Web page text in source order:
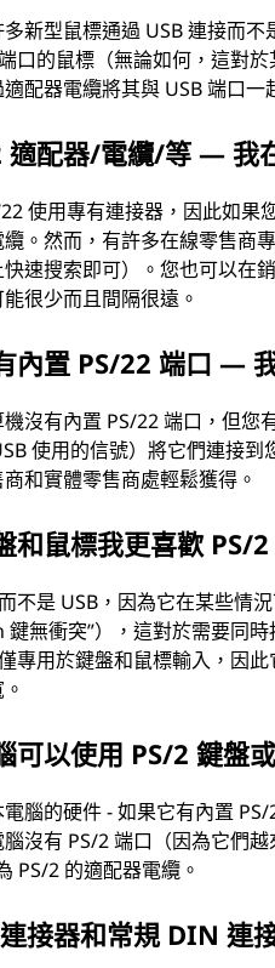
新型鼠標通過 USB 連接而
口的鼠標（無論如何，這對
配器電纜將其與 USB 端口一
適配器/電纜/等 — 我
使用專有連接器，因此如
。然而，有許多在線零售商
速搜索即可）。您也可以在
很少而且間隔很遠。
內置 PS/22 端口 —
沒有內置 PS/22 端口，但
使用的信號）將它們連接
和實體零售商處輕鬆獲得。
和鼠標我更喜歡 PS/2
不是 USB，因為它在某些情
鍵無衝突”），這對於需要同
專用於鍵盤和鼠標輸入，因
可以使用 PS/2 鍵盤
腦的硬件 - 如果它有內置
沒有 PS/2 端口（因為它們
PS/2 的適配器電纜。
接器和常規 DIN 連